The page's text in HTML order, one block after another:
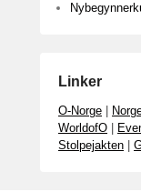
Linker
O-Norge
WorldofO
Stolpejakten